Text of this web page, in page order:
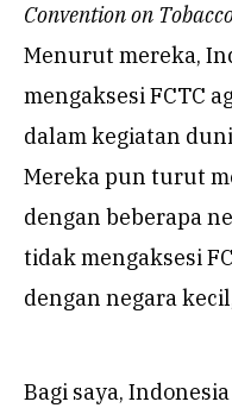
Convention on
Menurut mereka,
mengaksesi FCTC
dalam kegiatan
Mereka pun turut
dengan beberapa
tidak mengaksesi
dengan negara
Bagi saya,